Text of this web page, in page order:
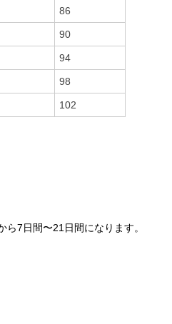
86
90
94
98
102
ら7日間〜21日間になります。